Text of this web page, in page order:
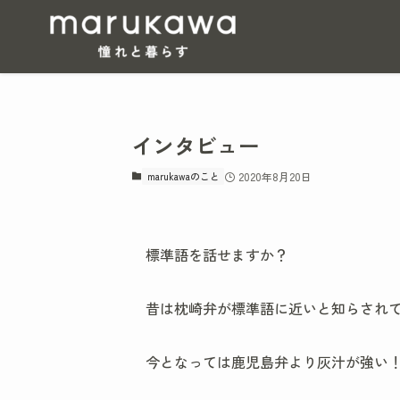
インタビュー
marukawaのこと 2020年8月20日
標準語を話せますか？
昔は枕崎弁が標準語に近いと知らされ
今となっては鹿児島弁より灰汁が強い